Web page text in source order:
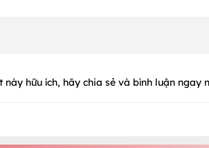
hữu ích, hãy chia sẻ và bình luận ngay